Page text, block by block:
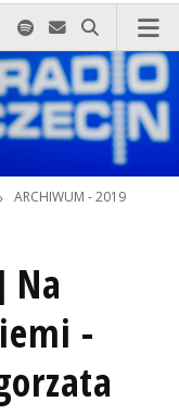
nas zadzwoń
Facebook-u
nas na Xnas na Instagram-ie
Odwiedź nas na TikTok-u
Szukaj nas na Spotify
Wyślij do nas
Szukaj
ARCHIWUM - 2019
Na
-